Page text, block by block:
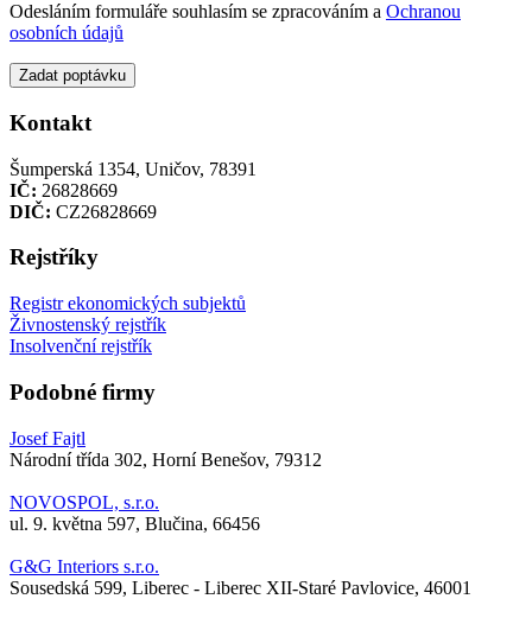
Odesláním formuláře souhlasím se zpracováním a Ochranou
osobních údajů
Zadat poptávku
Kontakt
Šumperská 1354, Uničov, 78391
IČ: 26828669
DIČ: CZ26828669
Rejstříky
Registr ekonomických subjektů
Živnostenský rejstřík
Insolvenční rejstřík
Podobné firmy
Josef Fajtl
Národní třída 302, Horní Benešov, 79312
NOVOSPOL, s.r.o.
ul. 9. května 597, Blučina, 66456
G&G Interiors s.r.o.
Sousedská 599, Liberec - Liberec XII-Staré Pavlovice, 46001